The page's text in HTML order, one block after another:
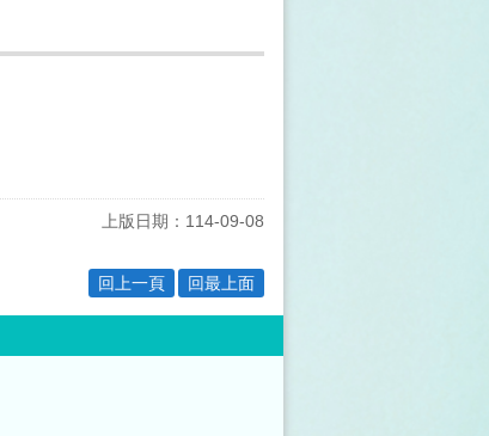
上版日期：114-09-08
回上一頁 回最上面